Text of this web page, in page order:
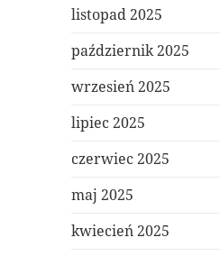
listopad 2025
październik 2025
wrzesień 2025
lipiec 2025
czerwiec 2025
maj 2025
kwiecień 2025